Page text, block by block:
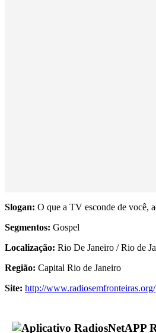
Slogan: O que a TV esconde de você,
Segmentos: Gospel
Localização: Rio De Janeiro / Rio de
Região: Capital Rio de Janeiro
Site: http://www.radiosemfronteiras.org/
APP